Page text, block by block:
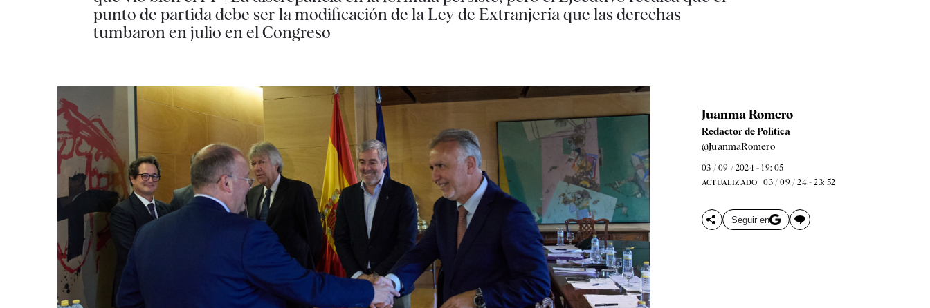
punto de partida debe ser la modificación de la Ley de Extranjería que las derechas
tumbaron en julio en el Congreso
Juanma Romero
Redactor de Política
@JuanmaRomero
03 / 09 / 2024 - 19: 05
ACTUALIZADO 03 / 09 / 24 - 23: 52
Seguir en